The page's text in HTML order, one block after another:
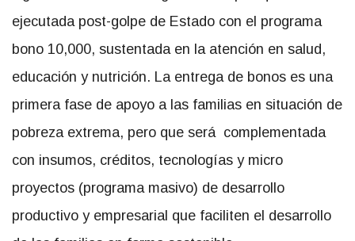
ejecutada post-golpe de Estado con el programa
bono 10,000, sustentada en la atención en salud,
educación y nutrición. La entrega de bonos es una
primera fase de apoyo a las familias en situación de
pobreza extrema, pero que será complementada
con insumos, créditos, tecnologías y micro
proyectos (programa masivo) de desarrollo
productivo y empresarial que faciliten el desarrollo